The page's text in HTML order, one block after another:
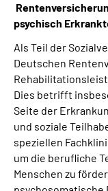
psychisch
Als Teil der
Deutschen
Dies betrifft
Seite der
und soziale
speziellen
um die berufliche
Menschen zu